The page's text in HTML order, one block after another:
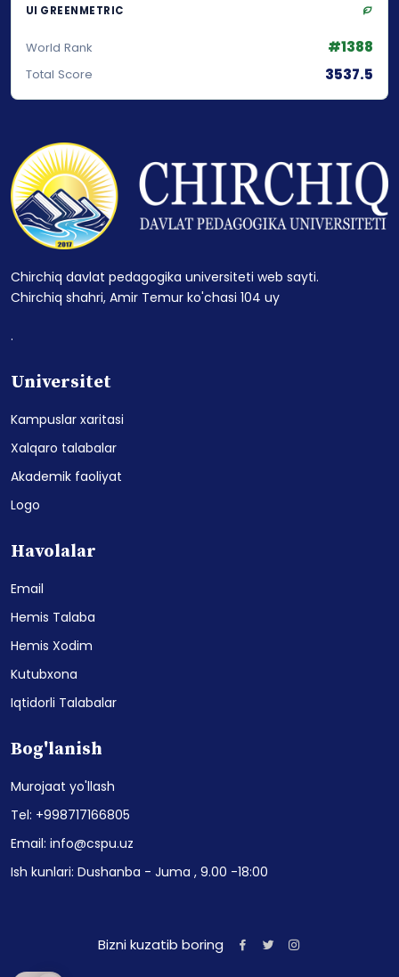
UI GREENMETRIC
World Rank #1388
Total Score 3537.5
Chirchiq davlat pedagogika universiteti web sayti.
Chirchiq shahri, Amir Temur ko'chasi 104 uy
.
Universitet
Kampuslar xaritasi
Xalqaro talabalar
Akademik faoliyat
Logo
Havolalar
Email
Hemis Talaba
Hemis Xodim
Kutubxona
Iqtidorli Talabalar
Bog'lanish
Murojaat yo'llash
Tel: +998717166805
Email: info@cspu.uz
Ish kunlari: Dushanba - Juma , 9.00 -18:00
Bizni kuzatib boring